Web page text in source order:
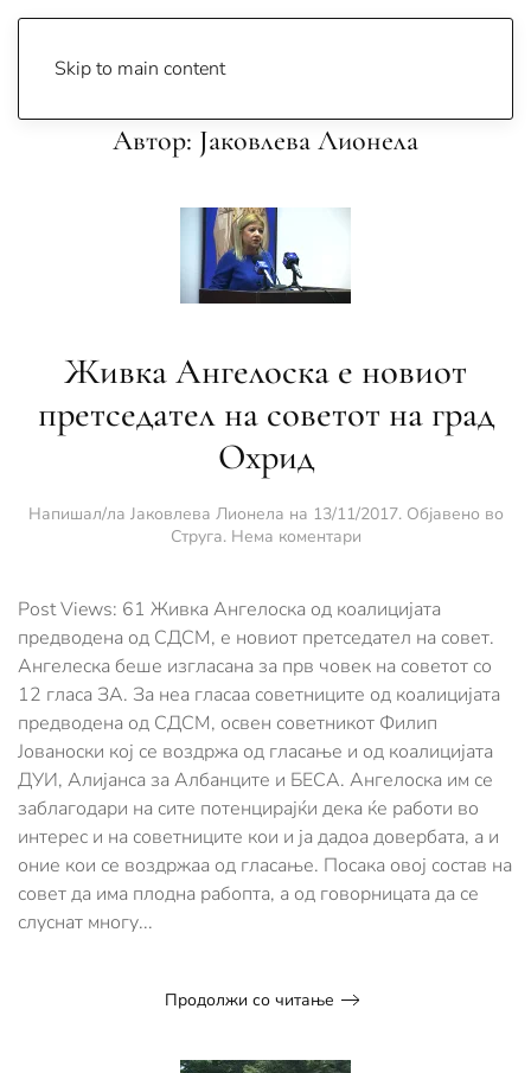
Skip to main content
Автор: Јаковлева Лионела
Живка Ангелоска е новиот
претседател на советот на град
Охрид
Напишал/ла Јаковлева Лионела на 13/11/2017. Објавено во
Струга. Нема коментариза
е
новиот
претседател
на
советот
на
град
Охрид
Post Views: 61 Живка Ангелоска од коалицијата
предводена од СДСМ, е новиот претседател на совет.
Ангелеска беше изгласана за прв човек на советот со
12 гласа ЗА. За неа гласаа советниците од коалицијата
предводена од СДСМ, освен советникот Филип
Јованоски кој се воздржа од гласање и од коалицијата
ДУИ, Алијанса за Албанците и БЕСА. Ангелоска им се
заблагодари на сите потенцирајќи дека ќе работи во
интерес и на советниците кои и ја дадоа довербата, а и
оние кои се воздржаа од гласање. Посака овој состав на
совет да има плодна рабопта, а од говорницата да се
слуснат многу...
Продолжи со читање